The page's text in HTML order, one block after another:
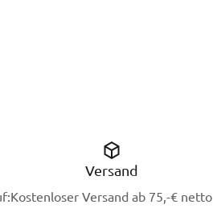
Versand
Kostenloser Versand ab 75,-€ netto